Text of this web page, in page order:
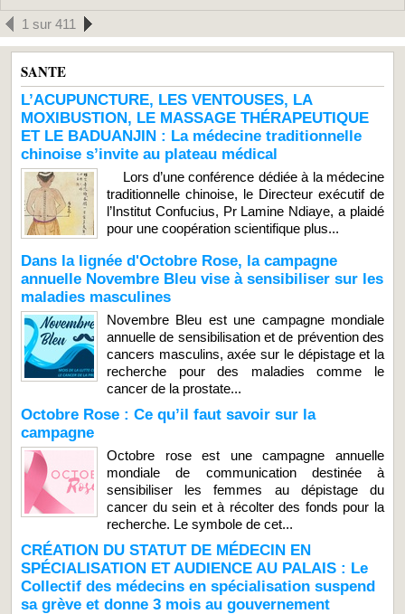
1 sur 411
SANTE
L’ACUPUNCTURE, LES VENTOUSES, LA
MOXIBUSTION, LE MASSAGE THÉRAPEUTIQUE
ET LE BADUANJIN : La médecine traditionnelle
chinoise s’invite au plateau médical
Lors d’une conférence dédiée à la médecine
traditionnelle chinoise, le Directeur exécutif de
l’Institut Confucius, Pr Lamine Ndiaye, a plaidé
pour une coopération scientifique plus...
Dans la lignée d'Octobre Rose, la campagne
annuelle Novembre Bleu vise à sensibiliser sur les
maladies masculines
Novembre Bleu est une campagne mondiale
annuelle de sensibilisation et de prévention des
cancers masculins, axée sur le dépistage et la
recherche pour des maladies comme le
cancer de la prostate...
Octobre Rose : Ce qu’il faut savoir sur la
campagne
Octobre rose est une campagne annuelle
mondiale de communication destinée à
sensibiliser les femmes au dépistage du
cancer du sein et à récolter des fonds pour la
recherche. Le symbole de cet...
CRÉATION DU STATUT DE MÉDECIN EN
SPÉCIALISATION ET AUDIENCE AU PALAIS : Le
Collectif des médecins en spécialisation suspend
sa grève et donne 3 mois au gouvernement